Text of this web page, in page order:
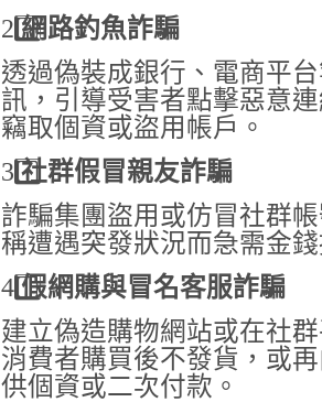
2️ 網路釣魚詐騙
透過偽裝成銀行、電商平
訊，引導受害者點擊惡意
竊取個資或盜用帳戶。
3️ 社群假冒親友詐騙
詐騙集團盜用或仿冒社群
稱遭遇突發狀況而急需金
4️ 假網購與冒名客服詐騙
建立偽造購物網站或在社
消費者購買後不發貨，或
供個資或二次付款。